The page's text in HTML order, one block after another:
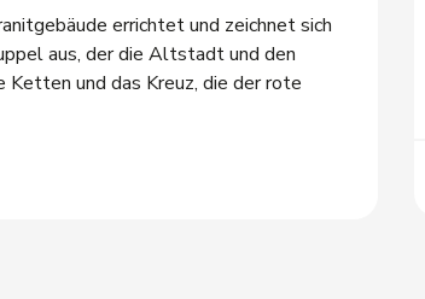
errichtet und zeichnet sich
aus, der die Altstadt und den
Ketten und das Kreuz, die der rote